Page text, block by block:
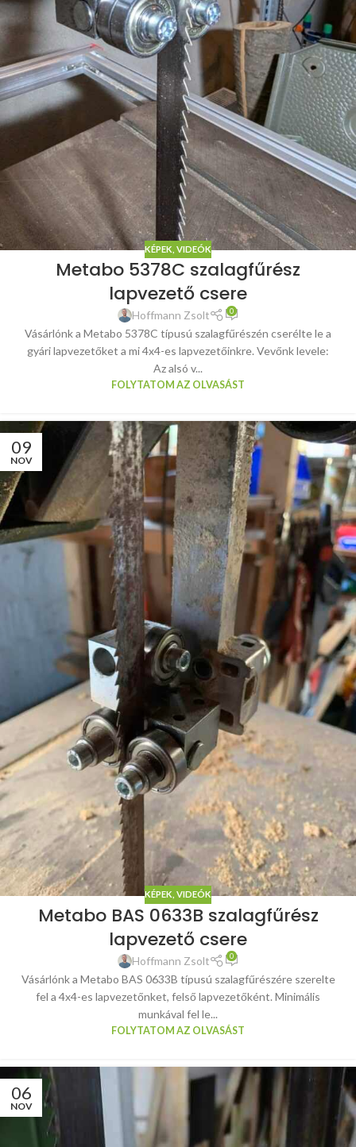
KÉPEK, VIDEÓK
Metabo 5378C szalagfűrész
lapvezető csere
Hoffmann Zsolt 0
Vásárlónk a Metabo 5378C típusú szalagfűrészén cserélte le a
gyári lapvezetőket a mi 4x4-es lapvezetőinkre. Vevőnk levele:
Az alsó v...
FOLYTATOM AZ OLVASÁST
09
NOV
KÉPEK, VIDEÓK
Metabo BAS 0633B szalagfűrész
lapvezető csere
Hoffmann Zsolt 0
Vásárlónk a Metabo BAS 0633B típusú szalagfűrészére szerelte
fel a 4x4-es lapvezetőnket, felső lapvezetőként. Minimális
munkával fel le...
FOLYTATOM AZ OLVASÁST
06
NOV